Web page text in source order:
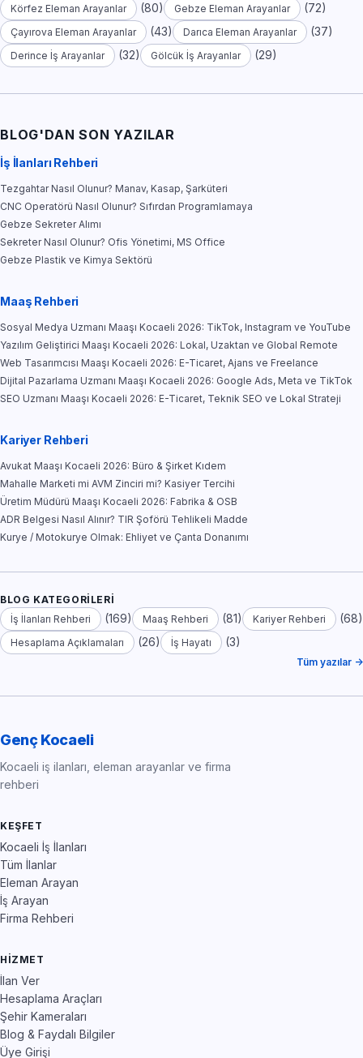
Körfez Eleman Arayanlar (80) Gebze Eleman Arayanlar (72)
Çayırova Eleman Arayanlar (43) Darıca Eleman Arayanlar (37)
Derince İş Arayanlar (32) Gölcük İş Arayanlar (29)
BLOG'DAN SON YAZILAR
İş İlanları Rehberi
Tezgahtar Nasıl Olunur? Manav, Kasap, Şarküteri
CNC Operatörü Nasıl Olunur? Sıfırdan Programlamaya
Gebze Sekreter Alımı
Sekreter Nasıl Olunur? Ofis Yönetimi, MS Office
Gebze Plastik ve Kimya Sektörü
Maaş Rehberi
Sosyal Medya Uzmanı Maaşı Kocaeli 2026: TikTok, Instagram ve YouTube
Yazılım Geliştirici Maaşı Kocaeli 2026: Lokal, Uzaktan ve Global Remote
Web Tasarımcısı Maaşı Kocaeli 2026: E-Ticaret, Ajans ve Freelance
Dijital Pazarlama Uzmanı Maaşı Kocaeli 2026: Google Ads, Meta ve TikTok
SEO Uzmanı Maaşı Kocaeli 2026: E-Ticaret, Teknik SEO ve Lokal Strateji
Kariyer Rehberi
Avukat Maaşı Kocaeli 2026: Büro & Şirket Kıdem
Mahalle Marketi mi AVM Zinciri mi? Kasiyer Tercihi
Üretim Müdürü Maaşı Kocaeli 2026: Fabrika & OSB
ADR Belgesi Nasıl Alınır? TIR Şoförü Tehlikeli Madde
Kurye / Motokurye Olmak: Ehliyet ve Çanta Donanımı
BLOG KATEGORILERI
İş İlanları Rehberi
(169) Maaş Rehberi (81) Kariyer Rehberi (68)
Hesaplama Açıklamaları (26) İş Hayatı (3)
Tüm yazılar →
Genç Kocaeli
Kocaeli iş ilanları, eleman arayanlar ve firma
rehberi
KEŞFET
Kocaeli İş İlanları
Tüm İlanlar
Eleman Arayan
İş Arayan
Firma Rehberi
HIZMET
İlan Ver
Hesaplama Araçları
Şehir Kameraları
Blog & Faydalı Bilgiler
Üye Girişi